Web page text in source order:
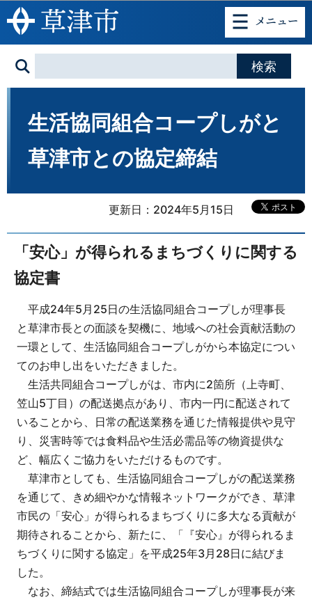
このページの本文へ移動
生活協同組合コープしがと
草津市との協定締結
更新日：2024年5月15日
「安心」が得られるまちづくりに関する
協定書
平成24年5月25日の生活協同組合コープしが理事長
と草津市長との面談を契機に、地域への社会貢献活動の
一環として、生活協同組合コープしがから本協定につい
てのお申し出をいただきました。
生活共同組合コープしがは、市内に2箇所（上寺町、
笠山5丁目）の配送拠点があり、市内一円に配送されて
いることから、日常の配送業務を通じた情報提供や見守
り、災害時等では食料品や生活必需品等の物資提供な
ど、幅広くご協力をいただけるものです。
草津市としても、生活協同組合コープしがの配送業務
を通じて、きめ細やかな情報ネットワークができ、草津
市民の「安心」が得られるまちづくりに多大なる貢献が
期待されることから、新たに、「『安心』が得られるま
ちづくりに関する協定」を平成25年3月28日に結びま
した。
なお、締結式では生活協同組合コープしが理事長が来